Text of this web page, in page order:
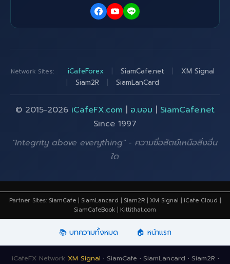
Network Sites: iCafeForex SiamCafe.net
XM Signal
Siam2R SiamLanCard
© 2015-2026 iCafeFX.com | อ.บอม | SiamCafe.net
Since 1997
"Integrity above everything" - ความซื่อสัตย์เหนือสิ่งอื่น
ใด
Partner Sites: SiamCafe | SiamLancard | Siam2R | XM Signal | iCafe Cloud |
SiamCafeBook | Kittithat.com
📚 บทความทั้งหมด 🏠 หน้าแรก
iCafeFX Network XM Signal · SiamCafe · SiamLancard · Siam2R ·